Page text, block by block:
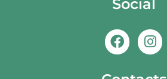
Social